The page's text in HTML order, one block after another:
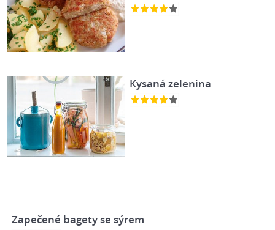
Kysaná zelenina
Zapečené bagety se sýrem